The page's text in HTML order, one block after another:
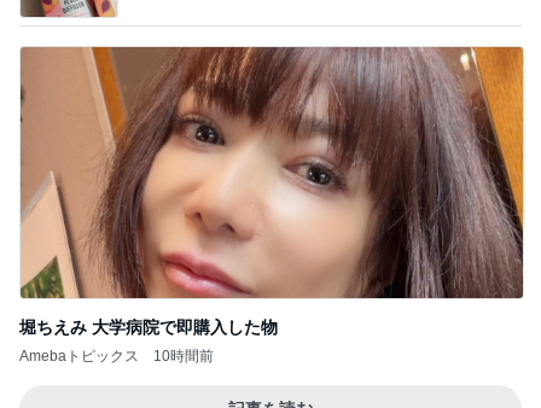
堀ちえみ 大学病院で即購入した物
Amebaトピックス 10時間前